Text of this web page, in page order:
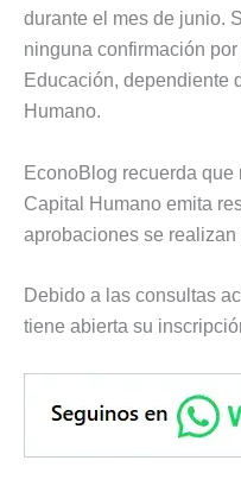
durante el mes de junio.
ninguna confirmación
Educación, dependiente
Humano.
EconoBlog recuerda
Capital Humano emita
aprobaciones se
Debido a las consultas
tiene abierta su